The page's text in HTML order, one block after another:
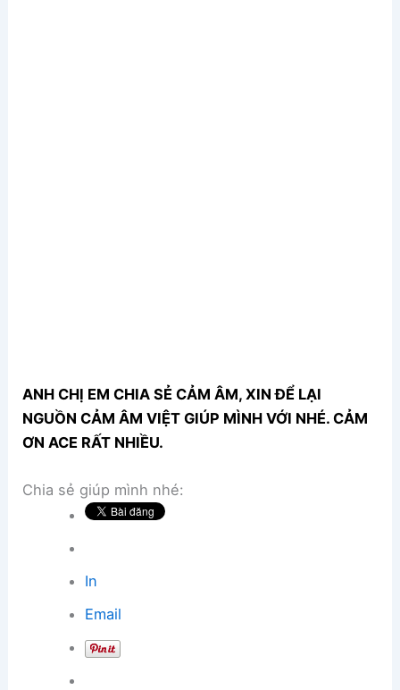
ANH CHỊ EM CHIA SẺ CẢM ÂM, XIN ĐỂ LẠI
NGUỒN CẢM ÂM VIỆT GIÚP MÌNH VỚI NHÉ. CẢM
ƠN ACE RẤT NHIỀU.
Chia sẻ giúp mình nhé:
In
Email